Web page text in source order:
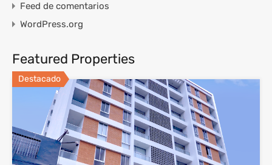
Feed de comentarios
WordPress.org
Featured Properties
Destacado